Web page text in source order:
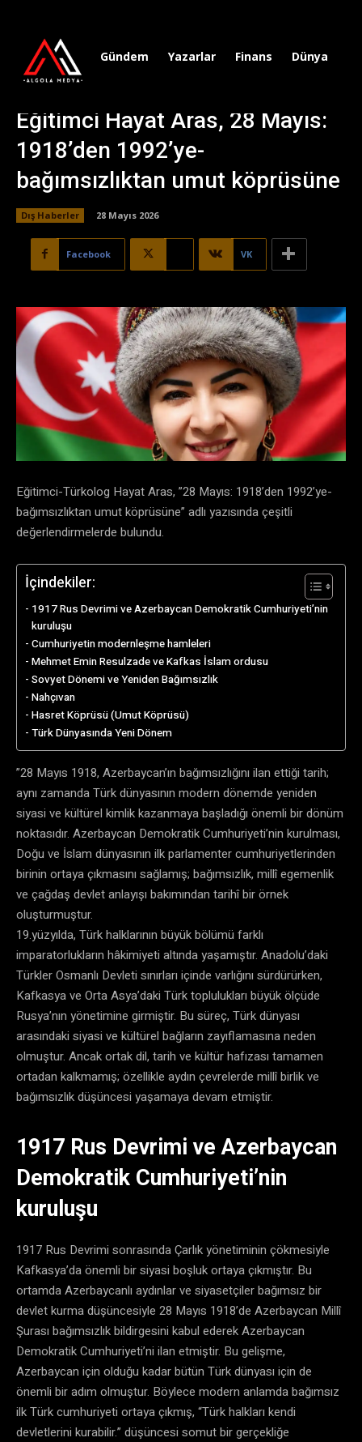
Gündem Yazarlar Finans Dünya
Eğitimci Hayat Aras, 28 Mayıs:
1918’den 1992’ye-
bağımsızlıktan umut köprüsüne
Dış Haberler 28 Mayıs 2026
Facebook VK
Eğitimci-Türkolog Hayat Aras, ”28 Mayıs: 1918’den 1992’ye-
bağımsızlıktan umut köprüsüne” adlı yazısında çeşitli
değerlendirmelerde bulundu.
İçindekiler:
1917 Rus Devrimi ve Azerbaycan Demokratik Cumhuriyeti’nin
kuruluşu
Cumhuriyetin modernleşme hamleleri
Mehmet Emin Resulzade ve Kafkas İslam ordusu
Sovyet Dönemi ve Yeniden Bağımsızlık
Nahçıvan
Hasret Köprüsü (Umut Köprüsü)
Türk Dünyasında Yeni Dönem
”28 Mayıs 1918, Azerbaycan’ın bağımsızlığını ilan ettiği tarih;
aynı zamanda Türk dünyasının modern dönemde yeniden
siyasi ve kültürel kimlik kazanmaya başladığı önemli bir dönüm
noktasıdır. Azerbaycan Demokratik Cumhuriyeti’nin kurulması,
Doğu ve İslam dünyasının ilk parlamenter cumhuriyetlerinden
birinin ortaya çıkmasını sağlamış; bağımsızlık, millî egemenlik
ve çağdaş devlet anlayışı bakımından tarihî bir örnek
oluşturmuştur.
19.yüzyılda, Türk halklarının büyük bölümü farklı
imparatorlukların hâkimiyeti altında yaşamıştır. Anadolu’daki
Türkler Osmanlı Devleti sınırları içinde varlığını sürdürürken,
Kafkasya ve Orta Asya’daki Türk toplulukları büyük ölçüde
Rusya’nın yönetimine girmiştir. Bu süreç, Türk dünyası
arasındaki siyasi ve kültürel bağların zayıflamasına neden
olmuştur. Ancak ortak dil, tarih ve kültür hafızası tamamen
ortadan kalkmamış; özellikle aydın çevrelerde millî birlik ve
bağımsızlık düşüncesi yaşamaya devam etmiştir.
1917 Rus Devrimi ve Azerbaycan
Demokratik Cumhuriyeti’nin
kuruluşu
1917 Rus Devrimi sonrasında Çarlık yönetiminin çökmesiyle
Kafkasya’da önemli bir siyasi boşluk ortaya çıkmıştır. Bu
ortamda Azerbaycanlı aydınlar ve siyasetçiler bağımsız bir
devlet kurma düşüncesiyle 28 Mayıs 1918’de Azerbaycan Millî
Şurası bağımsızlık bildirgesini kabul ederek Azerbaycan
Demokratik Cumhuriyeti’ni ilan etmiştir. Bu gelişme,
Azerbaycan için olduğu kadar bütün Türk dünyası için de
önemli bir adım olmuştur. Böylece modern anlamda bağımsız
ilk Türk cumhuriyeti ortaya çıkmış, “Türk halkları kendi
devletlerini kurabilir.” düşüncesi somut bir gerçekliğe